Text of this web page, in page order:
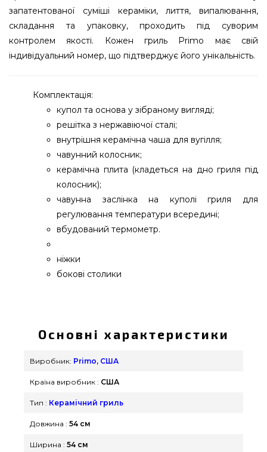
запатентованої суміші кераміки, лиття, випалювання,
складання та упаковку, проходить під суворим
контролем якості. Кожен гриль Primo має свій
індивідуальний номер, що підтверджує його унікальність.
Комплектація:
купол та основа у зібраному вигляді;
решітка з нержавіючої сталі;
внутрішня керамічна чаша для вугілля;
чавунний колосник;
керамічна плита (кладеться на дно гриля під
колосник);
чавунна заслінка на куполі гриля для
регулювання температури всередині;
вбудований термометр.
ніжки
бокові столики
кращого бренду Primo, США за вигідною
вартістю всего 99 990 грн. в каталозі грилів та
аксесуарів grillpoint.com.ua Погляньте і купіть
Поінт. Зателефонуйте прямо зараз нашим
експертам на будь-який номер (098) 333-26-55 и
Основні характеристики
Виробник: Primo, США
Країна виробник : США
Тип : Керамічний гриль
Довжина : 54 см
Ширина : 54 см